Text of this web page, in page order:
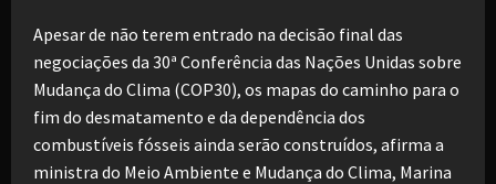
Apesar de não terem entrado na decisão final das
negociações da 30ª Conferência das Nações Unidas sobre
Mudança do Clima (COP30), os mapas do caminho para o
fim do desmatamento e da dependência dos
combustíveis fósseis ainda serão construídos, afirma a
ministra do Meio Ambiente e Mudança do Clima, Marina